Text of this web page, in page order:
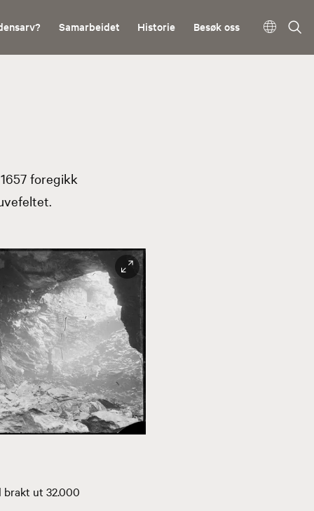
Samarbeidet Historie Besøk oss
foregikk
brakt ut 32.000